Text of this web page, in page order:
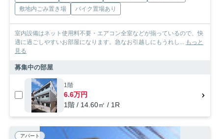
敷地内ごみ置き場
バイク置場あり
室内設備はネット使用料不要・エアコン全室などが揃っているので、快
適に過ごしやすいお部屋になります。急なお引越しにもうれし...
もっと
見る
募集中の部屋
1階
6.6万円
1階 / 14.60㎡ / 1R
アパート